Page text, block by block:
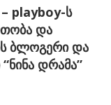
playboy-ს
და
ბლოგერი და
დრამა”